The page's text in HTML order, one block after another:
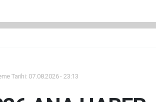
Tarihi: 07.08.2026 - 23:13